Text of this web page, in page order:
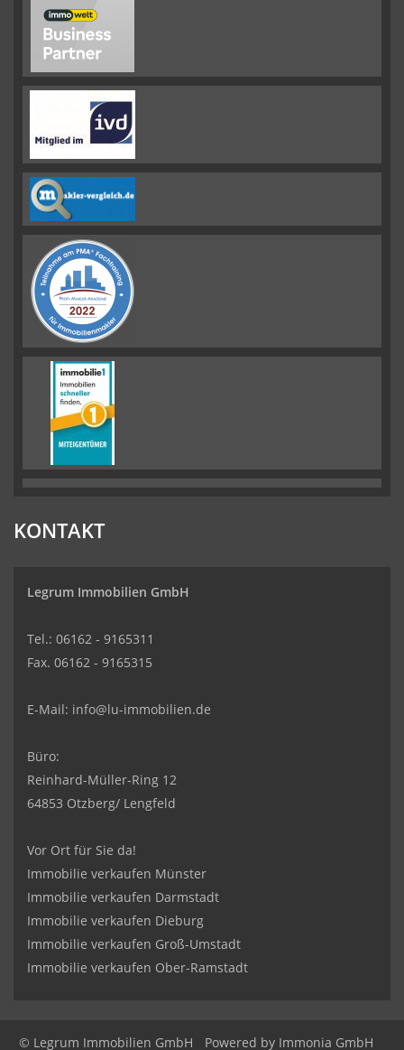
KONTAKT
Legrum Immobilien GmbH
Tel.: 06162 - 9165311
Fax. 06162 - 9165315
E-Mail: info@lu-immobilien.de
Büro:
Reinhard-Müller-Ring 12
64853 Otzberg/ Lengfeld
Vor Ort für Sie da!
Immobilie verkaufen Münster
Immobilie verkaufen Darmstadt
Immobilie verkaufen Dieburg
Immobilie verkaufen Groß-Umstadt
Immobilie verkaufen Ober-Ramstadt
© Legrum Immobilien GmbH Powered by Immonia GmbH